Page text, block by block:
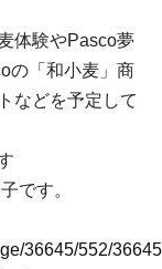
体験やPasco夢
の「和小麦」商
などを予定して
です。
36645/552/